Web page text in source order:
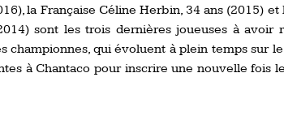
la Française Céline Herbin, 34 ans (2015) et
sont les trois dernières joueuses à avoir
championnes, qui évoluent à plein temps sur
à Chantaco pour inscrire une nouvelle fois